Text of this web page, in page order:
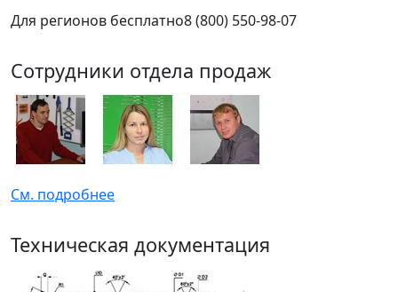
Для регионов бесплатно8 (800) 550-98-07
Сотрудники отдела продаж
См. подробнее
Техническая документация